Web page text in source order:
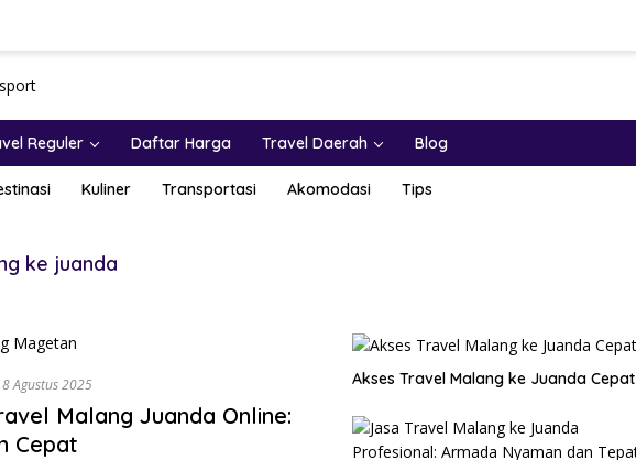
Reguler Daftar Harga Travel Daerah Blog
Kuliner Transportasi Akomodasi Tips
ke juanda
8 Agustus 2025
Malang Juanda Online:
Cepat
Akses Travel Malang ke Juanda Cepat